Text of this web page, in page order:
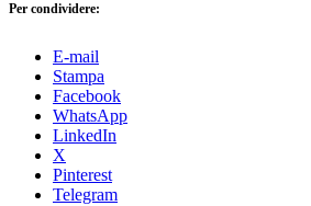
Per condividere:
E-mail
Stampa
Facebook
WhatsApp
LinkedIn
X
Pinterest
Telegram